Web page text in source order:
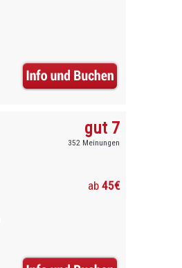
gut 7
352 Meinungen
ab45€